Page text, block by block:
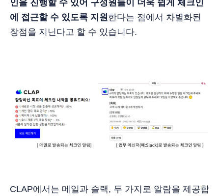
인을 진행할 수 있어 구성원들이 더욱 쉽게 체크인
에 접근할 수 있도록 지원 한다는 점에서 차별화된
장점을 지닌다고 할 수 있습니다.
CLAP에서는 메일과 슬랙, 두 가지로 알람을 제공합